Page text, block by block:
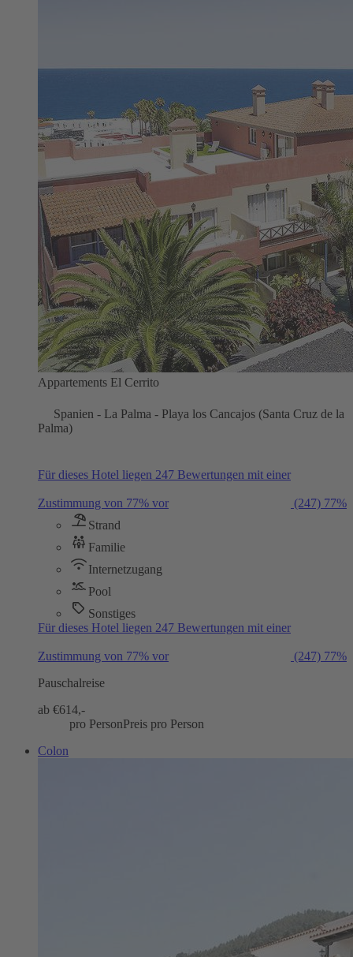
Appartements El Cerrito
Spanien - La Palma - Playa los Cancajos (Santa Cruz de la
Palma)
Für dieses Hotel liegen 247 Bewertungen mit einer
Zustimmung von 77% vor (247) 77%
Strand
Familie
Internetzugang
Pool
Sonstiges
Für dieses Hotel liegen 247 Bewertungen mit einer
Zustimmung von 77% vor (247) 77%
Pauschalreise
ab €614,-
pro PersonPreis pro Person
Colon